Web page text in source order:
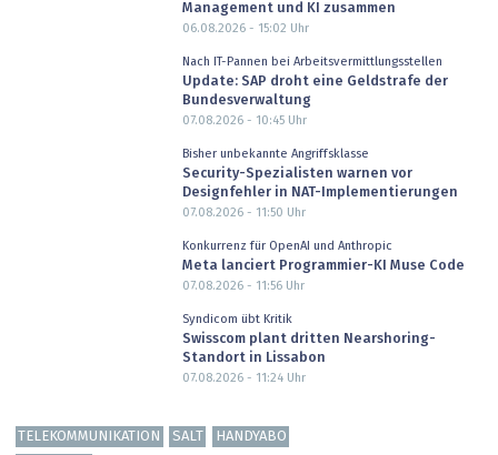
Management und KI zusammen
06.08.2026 - 15:02 Uhr
Nach IT-Pannen bei Arbeitsvermittlungsstellen
Update: SAP droht eine Geldstrafe der
Bundesverwaltung
07.08.2026 - 10:45Uhr
Bisher unbekannte Angriffsklasse
Security-Spezialisten warnen vor
Designfehler in NAT-Implementierungen
07.08.2026 - 11:50 Uhr
Konkurrenz für OpenAI und Anthropic
Meta lanciert Programmier-KI Muse Code
07.08.2026 - 11:56Uhr
Syndicom übt Kritik
Swisscom plant dritten Nearshoring-
Standort in Lissabon
07.08.2026 - 11:24Uhr
TELEKOMMUNIKATION SALT
HANDYABO